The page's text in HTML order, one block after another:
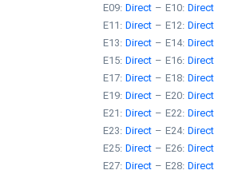
E09:Direct– E10:Direct
E11:Direct– E12:Direct
E13:Direct– E14:Direct
E15:Direct– E16:Direct
E17:Direct– E18:Direct
E19:Direct– E20:Direct
E21:Direct– E22:Direct
E23:Direct– E24:Direct
E25:Direct– E26:Direct
E27:Direct– E28:Direct